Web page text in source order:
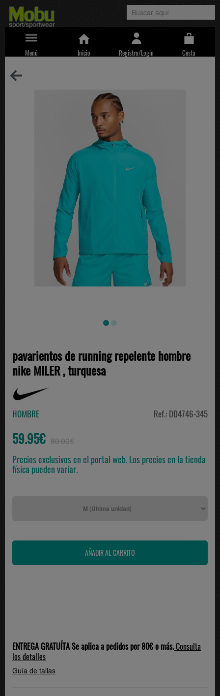
Menú Inicio Registro/Login Cesta
pavarientos de running repelente hombre
nike MILER , turquesa
HOMBRE Ref.: DD4746-345
59.95€ 80.00€
Precios exclusivos en el portal web. Los precios en la tienda
física pueden variar.
ENTREGA GRATUÍTA Se aplica a pedidos por 80€ o más.Consulta
los detalles
Guía de tallas